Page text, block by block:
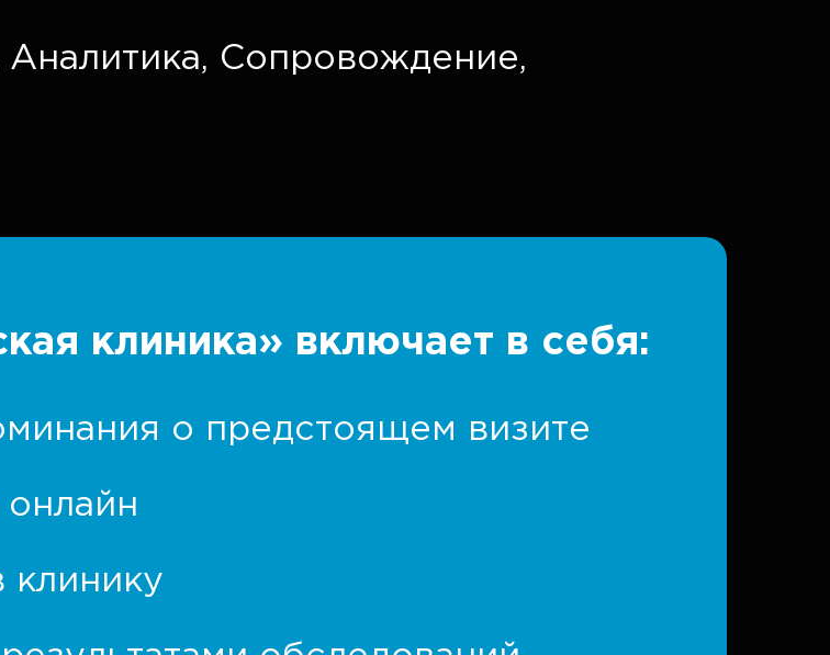
Аналитика, Сопровождение,
клиника» включает в себя:
о предстоящем визите
онлайн
клинику